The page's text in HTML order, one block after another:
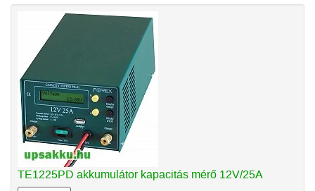
TE1225PD akkumulátor kapacitás mérő 12V/25A